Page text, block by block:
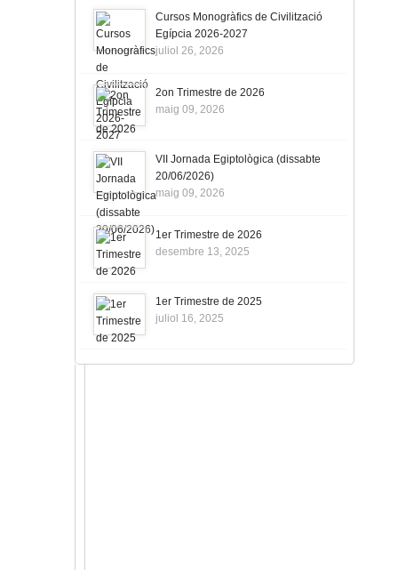
Cursos Monogràfics de Civilització
Egípcia 2026-2027
juliol 26, 2026
2on Trimestre de 2026
maig 09, 2026
VII Jornada Egiptològica (dissabte
20/06/2026)
maig 09, 2026
1er Trimestre de 2026
desembre 13, 2025
1er Trimestre de 2025
juliol 16, 2025